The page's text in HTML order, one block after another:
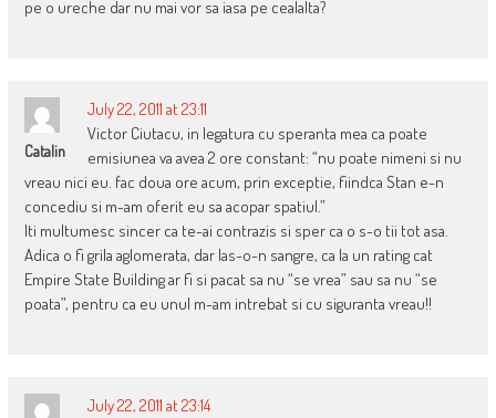
pe o ureche dar nu mai vor sa iasa pe cealalta?
Catalin
July 22, 2011 at 23:11
Victor Ciutacu, in legatura cu speranta mea ca poate
emisiunea va avea 2 ore constant: “nu poate nimeni si nu
vreau nici eu. fac doua ore acum, prin exceptie, fiindca Stan e-n
concediu si m-am oferit eu sa acopar spatiul.”
Iti multumesc sincer ca te-ai contrazis si sper ca o s-o tii tot asa.
Adica o fi grila aglomerata, dar las-o-n sangre, ca la un rating cat
Empire State Building ar fi si pacat sa nu “se vrea” sau sa nu “se
poata”, pentru ca eu unul m-am intrebat si cu siguranta vreau!!
July 22, 2011 at 23:14